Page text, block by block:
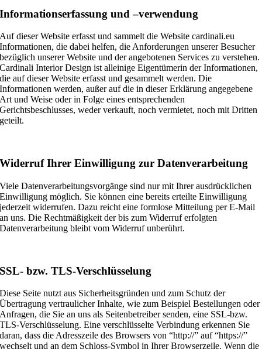
Informationserfassung und –verwendung
Auf dieser Website erfasst und sammelt die Website cardinali.eu
Informationen, die dabei helfen, die Anforderungen unserer Besucher
bezüglich unserer Website und der angebotenen Services zu verstehen.
Cardinali Interior Design ist alleinige Eigentümerin der Informationen,
die auf dieser Website erfasst und gesammelt werden. Die
Informationen werden, außer auf die in dieser Erklärung angegebene
Art und Weise oder in Folge eines entsprechenden
Gerichtsbeschlusses, weder verkauft, noch vermietet, noch mit Dritten
geteilt.
Widerruf Ihrer Einwilligung zur Datenverarbeitung
Viele Datenverarbeitungsvorgänge sind nur mit Ihrer ausdrücklichen
Einwilligung möglich. Sie können eine bereits erteilte Einwilligung
jederzeit widerrufen. Dazu reicht eine formlose Mitteilung per E-Mail
an uns. Die Rechtmäßigkeit der bis zum Widerruf erfolgten
Datenverarbeitung bleibt vom Widerruf unberührt.
SSL- bzw. TLS-Verschlüsselung
Diese Seite nutzt aus Sicherheitsgründen und zum Schutz der
Übertragung vertraulicher Inhalte, wie zum Beispiel Bestellungen oder
Anfragen, die Sie an uns als Seitenbetreiber senden, eine SSL-bzw.
TLS-Verschlüsselung. Eine verschlüsselte Verbindung erkennen Sie
daran, dass die Adresszeile des Browsers von “http://” auf “https://”
wechselt und an dem Schloss-Symbol in Ihrer Browserzeile. Wenn die